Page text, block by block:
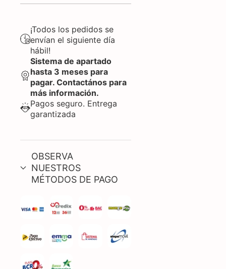
¡Todos los pedidos se
envían el siguiente día
hábil!
Sistema de apartado
hasta 3 meses para
pagar. Contactános para
más información.
Pagos seguro. Entrega
garantizada
OBSERVA
NUESTROS
MÉTODOS DE PAGO